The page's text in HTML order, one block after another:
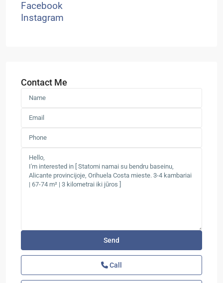
Facebook
Instagram
Contact Me
Call